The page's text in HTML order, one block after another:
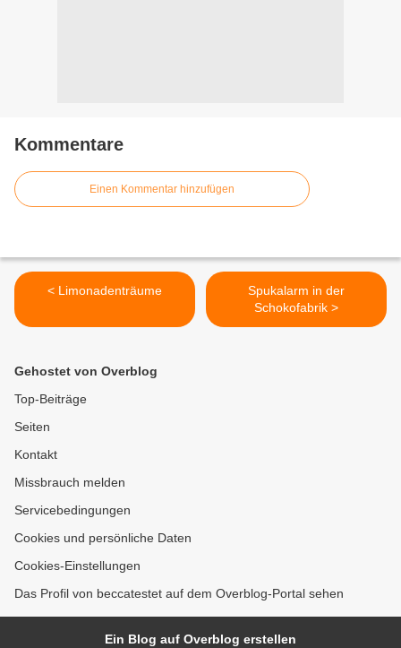
Kommentare
Einen Kommentar hinzufügen
< Limonadenträume
Spukalarm in der
Schokofabrik >
Gehostet von Overblog
Top-Beiträge
Seiten
Kontakt
Missbrauch melden
Servicebedingungen
Cookies und persönliche Daten
Cookies-Einstellungen
Das Profil von beccatestet auf dem Overblog-Portal sehen
Ein Blog auf Overblog erstellen